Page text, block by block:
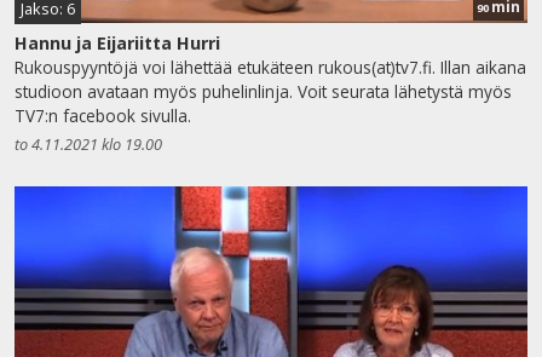
Jakso: 6 90 min
Hannu ja Eijariitta Hurri
Rukouspyyntöjä voi lähettää etukäteen rukous(at)tv7.fi. Illan aikana
studioon avataan myös puhelinlinja. Voit seurata lähetystä myös
TV7:n facebook sivulla.
to 4.11.2021 klo 19.00